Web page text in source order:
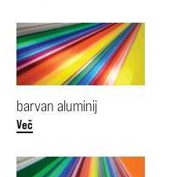
barvan aluminij
Več